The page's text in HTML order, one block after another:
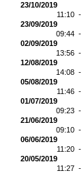
23/10/2019
11:10 -
23/09/2019
09:44 -
02/09/2019
13:56 -
12/08/2019
14:08 -
05/08/2019
11:46 -
01/07/2019
09:23 -
21/06/2019
09:10 -
06/06/2019
11:20 -
20/05/2019
11:27 -